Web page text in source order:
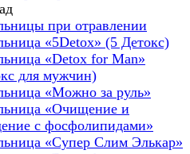
при отравлении
«5Detox» (5 Детокс)
«Detox for Man»
для мужчин)
«Можно за руль»
«Очищение и
с фосфолипидами»
«Супер Слим Элькар»